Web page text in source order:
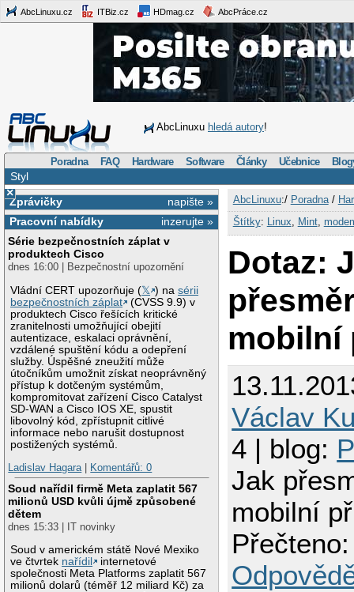
AbcLinuxu.cz ITBiz.cz HDmag.cz AbcPráce.cz
AbcLinuxu hledá autory!
Poradna FAQ Hardware Software Články Učebnice
Styl
×
napište »
Zprávičky
inzerujte »
Pracovní nabídky
Série bezpečnostních záplat v
produktech Cisco
dnes 16:00 | Bezpečnostní upozornění
Vládní CERT upozorňuje (𝕏 ) nasérii
bezpečnostních záplat
(CVSS 9.9) v
produktech Cisco řešících kritické
zranitelnosti umožňující obejití
autentizace, eskalaci oprávnění,
vzdálené spuštění kódu a odepření
služby. Úspěšné zneužití může
útočníkům umožnit získat neoprávněný
přístup k dotčeným systémům,
kompromitovat zařízení Cisco Catalyst
SD-WAN a Cisco IOS XE, spustit
libovolný kód, zpřístupnit citlivé
informace nebo narušit dostupnost
postižených systémů.
Ladislav Hagara| Komentářů: 0
Soud nařídil firmě Meta zaplatit 567
milionů USD kvůli újmě způsobené
dětem
dnes 15:33 | IT novinky
Soud v americkém státě Nové Mexiko
ve čtvrtek nařídil
internetové
společnosti Meta Platforms zaplatit 567
milionů dolarů (téměř 12 miliard Kč) za
AbcLinuxu:/ Poradna/
Štítky: Linux Mint,
Dotaz:
mobilní
Václav
4 | blog:
Jak
mobilní